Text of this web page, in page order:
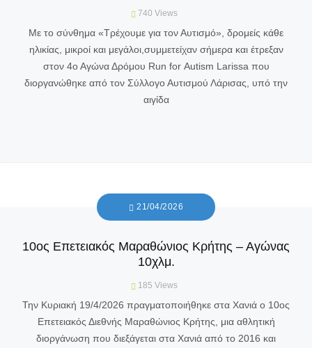
740 Views
Με το σύνθημα «Τρέχουμε για τον Αυτισμό», δρομείς κάθε
ηλικίας, μικροί και μεγάλοι,συμμετείχαν σήμερα και έτρεξαν
στον 4ο Αγώνα Δρόμου Run for Αutism Larissa που
διοργανώθηκε από τον Σύλλογο Αυτισμού Λάρισας, υπό την
αιγίδα
21/04/2026
10ος Επετειακός Μαραθώνιος Κρήτης – Αγώνας
10χλμ.
185 Views
Την Κυριακή 19/4/2026 πραγματοποιήθηκε στα Χανιά ο 10ος
Επετειακός Διεθνής Μαραθώνιος Κρήτης, μια αθλητική
διοργάνωση που διεξάγεται στα Χανιά από το 2016 και